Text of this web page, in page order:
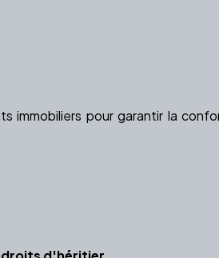
immobiliers pour garantir la